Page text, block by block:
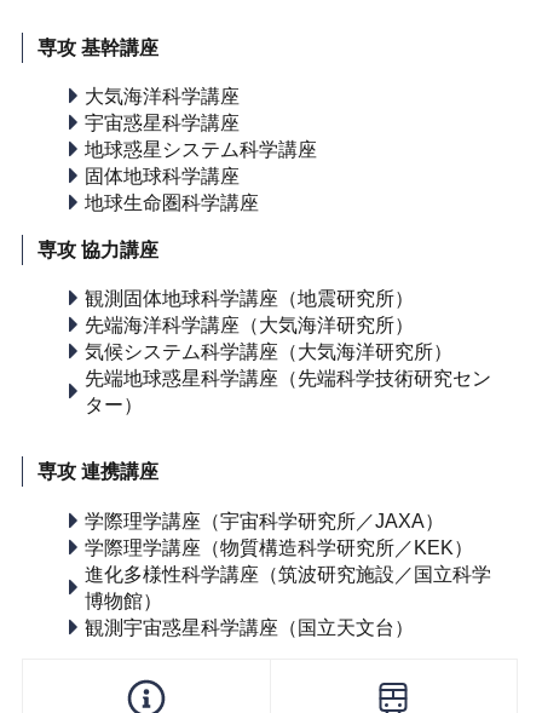
専攻 基幹講座
大気海洋科学講座
宇宙惑星科学講座
地球惑星システム科学講座
固体地球科学講座
地球生命圏科学講座
専攻 協力講座
観測固体地球科学講座（地震研究所）
先端海洋科学講座（大気海洋研究所）
気候システム科学講座（大気海洋研究所）
先端地球惑星科学講座（先端科学技術研究セン
ター）
専攻 連携講座
学際理学講座（宇宙科学研究所／JAXA）
学際理学講座（物質構造科学研究所／KEK）
進化多様性科学講座（筑波研究施設／国立科学
博物館）
観測宇宙惑星科学講座（国立天文台）